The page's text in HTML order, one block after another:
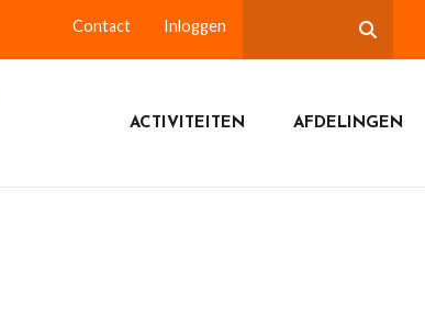
Contact Inloggen
ACTIVITEITEN AFDELINGEN